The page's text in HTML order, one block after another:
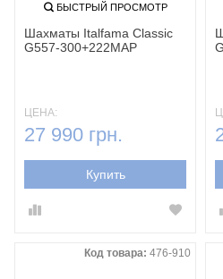
БЫСТРЫЙ ПРОСМОТР
Шахматы Italfama Classic
G557-300+222MAP
ЦЕНА:
27 990 грн.
Купить
Код товара: 476-910